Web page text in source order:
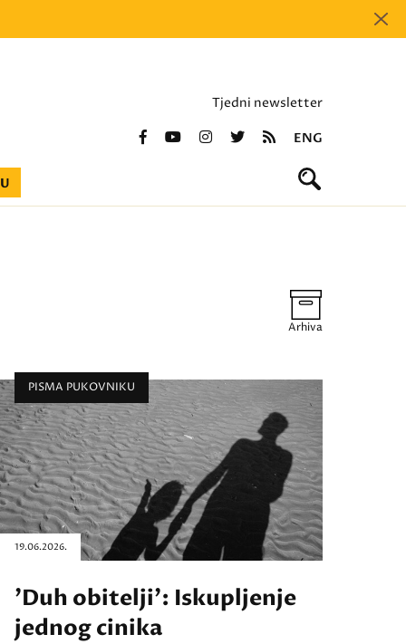
Tjedni newsletter
ENG
Arhiva
PISMA PUKOVNIKU
19.06.2026.
'Duh obitelji': Iskupljenje
jednog cinika